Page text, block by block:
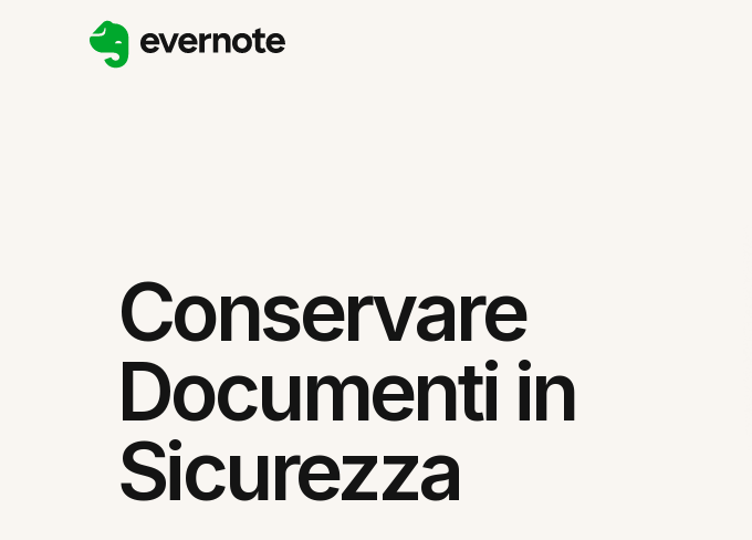
Conservare
Documenti in
Sicurezza